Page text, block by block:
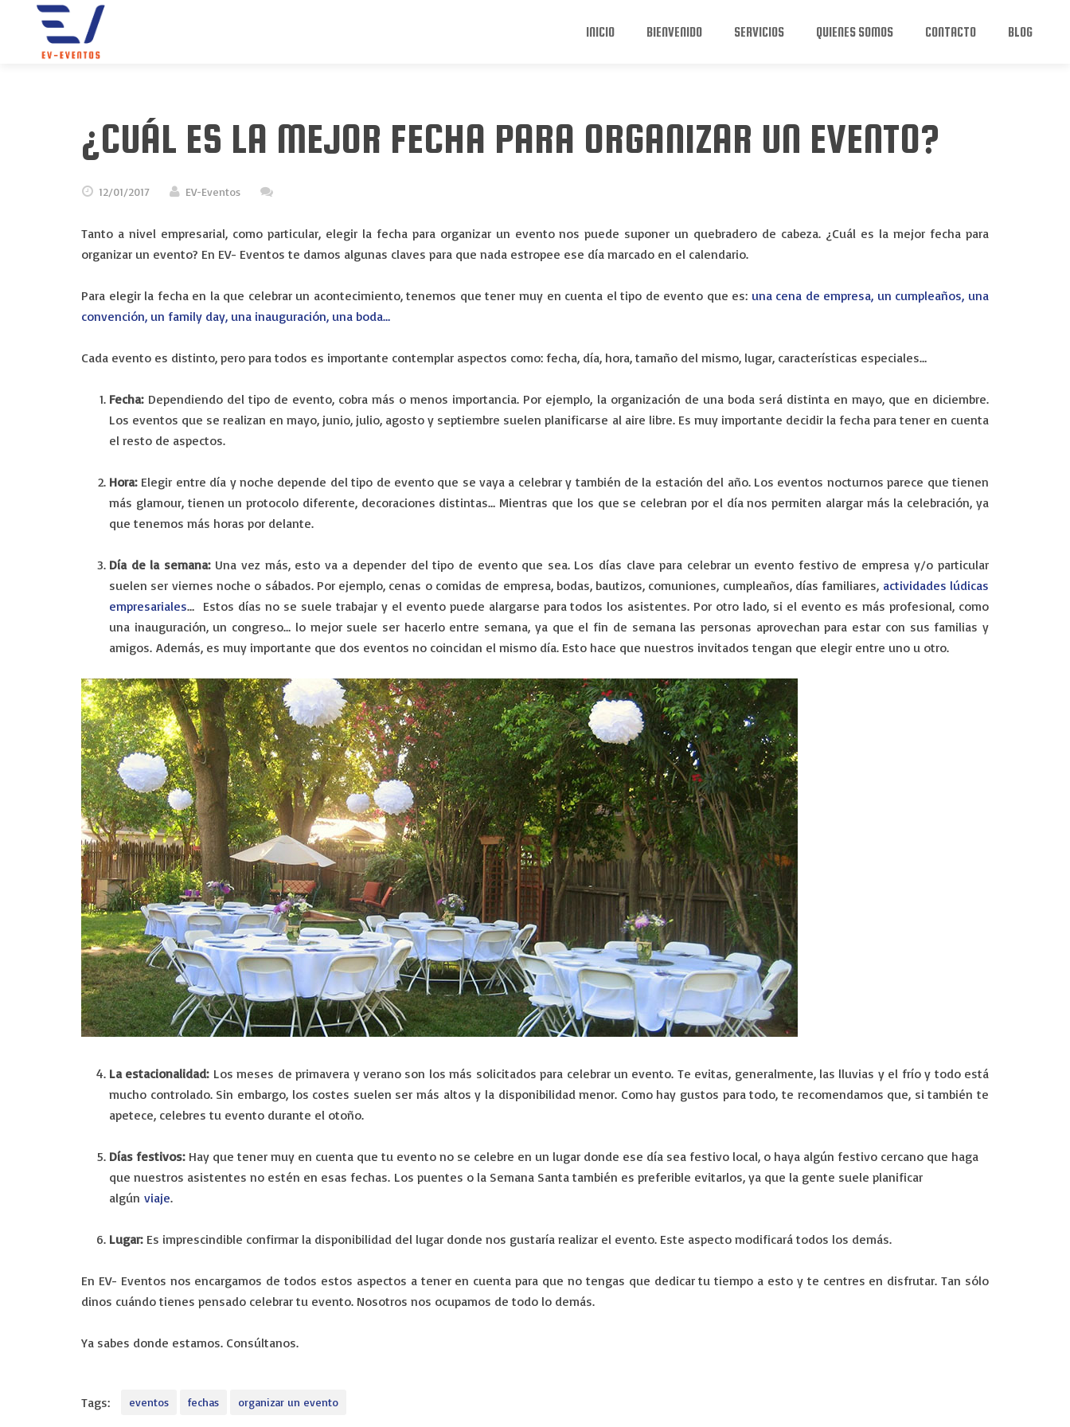
INICIO BIENVENIDO SERVICIOS QUIENES SOMOS CONTACTO BLOG
¿CUÁL ES LA MEJOR FECHA PARA ORGANIZAR UN EVENTO?
12/01/2017 EV-Eventos
Tanto a nivel empresarial, como particular, elegir la fecha para organizar un evento nos puede suponer un quebradero de cabeza. ¿Cuál es la mejor fecha para
organizar un evento? En EV- Eventos te damos algunas claves para que nada estropee ese día marcado en el calendario.
Para elegir la fecha en la que celebrar un acontecimiento, tenemos que tener muy en cuenta el tipo de evento que es: una cena de empresa, un cumpleaños, una
convención, un family day, una inauguración, una boda…
Cada evento es distinto, pero para todos es importante contemplar aspectos como: fecha, día, hora, tamaño del mismo, lugar, características especiales…
Fecha:Dependiendo del tipo de evento, cobra más o menos importancia. Por ejemplo, la organización de una boda será distinta en mayo, que en diciembre.
Los eventos que se realizan en mayo, junio, julio, agosto y septiembre suelen planificarse al aire libre. Es muy importante decidir la fecha para tener en cuenta
el resto de aspectos.
Hora:Elegir entre día y noche depende del tipo de evento que se vaya a celebrar y también de la estación del año. Los eventos nocturnos parece que tienen
más glamour, tienen un protocolo diferente, decoraciones distintas… Mientras que los que se celebran por el día nos permiten alargar más la celebración, ya
que tenemos más horas por delante.
Día de la semana:Una vez más, esto va a depender del tipo de evento que sea. Los días clave para celebrar un evento festivo de empresa y/o particular
suelen ser viernes noche o sábados. Por ejemplo, cenas o comidas de empresa, bodas, bautizos, comuniones, cumpleaños, días familiares, actividades lúdicas
empresariales… Estos días no se suele trabajar y el evento puede alargarse para todos los asistentes. Por otro lado, si el evento es más profesional, como
una inauguración, un congreso… lo mejor suele ser hacerlo entre semana, ya que el fin de semana las personas aprovechan para estar con sus familias y
amigos. Además, es muy importante que dos eventos no coincidan el mismo día. Esto hace que nuestros invitados tengan que elegir entre uno u otro.
La estacionalidad:Los meses de primavera y verano son los más solicitados para celebrar un evento. Te evitas, generalmente, las lluvias y el frío y todo está
mucho controlado. Sin embargo, los costes suelen ser más altos y la disponibilidad menor. Como hay gustos para todo, te recomendamos que, si también te
apetece, celebres tu evento durante el otoño.
Días festivos:Hay que tener muy en cuenta que tu evento no se celebre en un lugar donde ese día sea festivo local, o haya algún festivo cercano que haga
que nuestros asistentes no estén en esas fechas. Los puentes o la Semana Santa también es preferible evitarlos, ya que la gente suele planificar
algún viaje.
Lugar:Es imprescindible confirmar la disponibilidad del lugar donde nos gustaría realizar el evento. Este aspecto modificará todos los demás.
En EV- Eventos nos encargamos de todos estos aspectos a tener en cuenta para que no tengas que dedicar tu tiempo a esto y te centres en disfrutar. Tan sólo
dinos cuándo tienes pensado celebrar tu evento. Nosotros nos ocupamos de todo lo demás.
Ya sabes donde estamos. Consúltanos.
Tags: eventos fechas organizar un evento